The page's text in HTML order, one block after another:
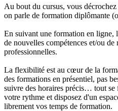
Au bout du cursus, vous
on parle de formation diplômante
En suivant une formation en ligne,
de nouvelles compétences et/ou de
professionnelles.
La flexibilité est au cœur de la
des formations en présentiel, pas
suivre des horaires précis… tout se
votre rythme et disposez d'un
librement vos temps de formation.